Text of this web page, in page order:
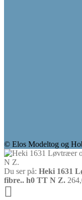
© Elos Modeltog og
Du ser på: Heki 1631
fibre.. h0 TT N Z.